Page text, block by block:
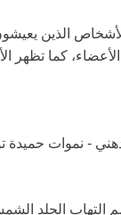
الذين
كما تظهر